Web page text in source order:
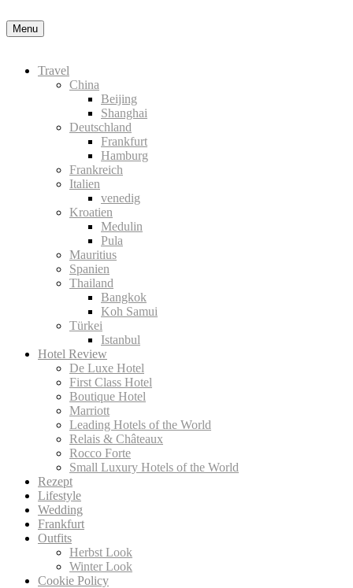
Menu
Travel
China
Beijing
Shanghai
Deutschland
Frankfurt
Hamburg
Frankreich
Italien
venedig
Kroatien
Medulin
Pula
Mauritius
Spanien
Thailand
Bangkok
Koh Samui
Türkei
Istanbul
Hotel Review
De Luxe Hotel
First Class Hotel
Boutique Hotel
Marriott
Leading Hotels of the World
Relais & Châteaux
Rocco Forte
Small Luxury Hotels of the World
Rezept
Lifestyle
Wedding
Frankfurt
Outfits
Herbst Look
Winter Look
Cookie Policy
Datenschutzerklärung